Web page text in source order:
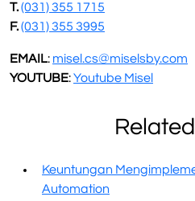
T.(031) 355 1715
F.(031) 355 3995
EMAIL: misel.cs@miselsby.com
YOUTUBE:Youtube Misel
Keuntungan
Automation